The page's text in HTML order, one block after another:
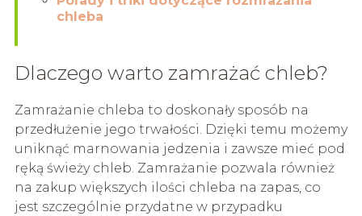
chleba
Dlaczego warto zamrażać chleb?
Zamrażanie chleba to doskonały sposób na
przedłużenie jego trwałości. Dzięki temu możemy
uniknąć marnowania jedzenia i zawsze mieć pod
ręką świeży chleb. Zamrażanie pozwala również
na zakup większych ilości chleba na zapas, co
jest szczególnie przydatne w przypadku